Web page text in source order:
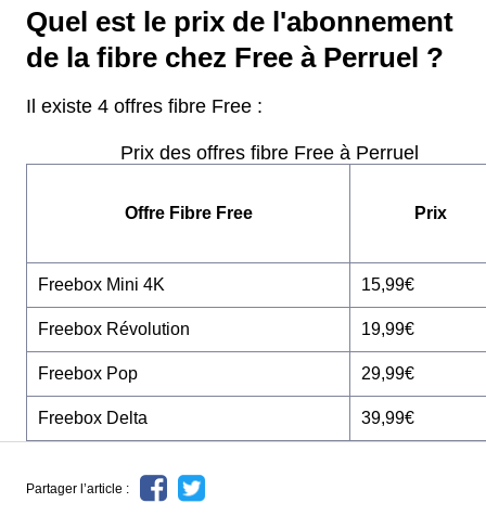
Quel est le prix de l'abonnement
de la fibre chez Free à Perruel ?
Il existe 4 offres fibre Free :
Prix des offres fibre Free à Perruel
Offre Fibre Free Prix
Freebox Mini 4K 15,99€
Freebox Révolution 19,99€
Freebox Pop 29,99€
Freebox Delta 39,99€
Partager l’article :